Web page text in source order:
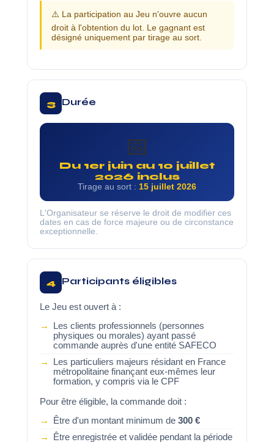
⚠️ La participation au Jeu n'ouvre aucun
droit à l'obtention du lot. Le gagnant est
désigné uniquement par tirage au sort.
3 Durée
📅
Du 1er juin au 10 juillet
2026 inclus
Tirage au sort : 15 juillet 2026
L'Organisateur se réserve le droit de modifier ces
dates en cas de force majeure ou de circonstance
exceptionnelle.
4 Participants éligibles
Le Jeu est ouvert à :
Les clients professionnels (personnes
physiques ou morales) ayant passé
commande auprès d'une entité SAFECO
Les particuliers majeurs résidant en France
métropolitaine finançant eux-mêmes leur
formation, y compris via le CPF
Pour être éligible, la commande doit :
Être d'un montant minimum de 300 €
Être enregistrée et validée pendant la période